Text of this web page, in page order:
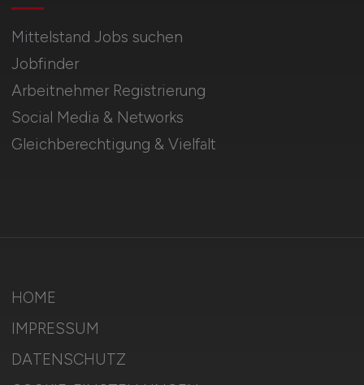
Mittelstand Jobs suchen
Jobfinder
Arbeitnehmer Registrierung
Social Media & Networks
Gleichberechtigung & Vielfalt
HOME
IMPRESSUM
DATENSCHUTZ